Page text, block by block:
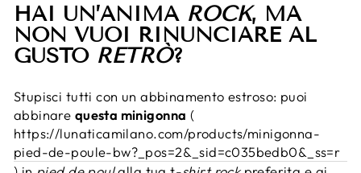
HAI UN’ANIMA ROCK, MA
NON VUOI RINUNCIARE AL
GUSTO RETRÒ?
Stupisci tutti con un abbinamento estroso: puoi
abbinare questa minigonna (
https://lunaticamilano.com/products/minigonna-
pied-de-poule-bw?_pos=2&_sid=c035bedb0&_ss=r